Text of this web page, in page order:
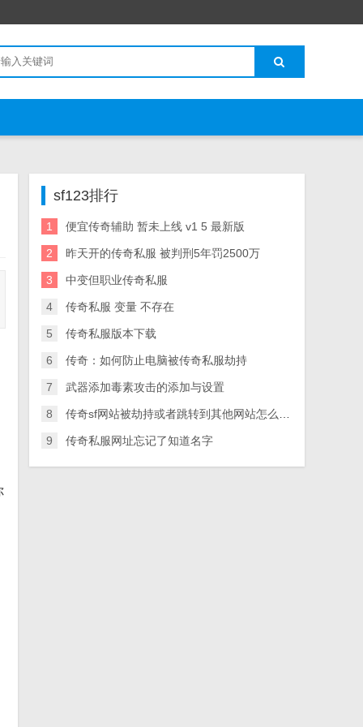
sf123排行
1 便宜传奇辅助 暂未上线 v1 5 最新版
2 昨天开的传奇私服 被判刑5年罚2500万
3 中变但职业传奇私服
4 传奇私服 变量 不存在
5 传奇私服版本下载
6 传奇：如何防止电脑被传奇私服劫持
7 武器添加毒素攻击的添加与设置
8 传奇sf网站被劫持或者跳转到其他网站怎么办？
9 传奇私服网址忘记了知道名字